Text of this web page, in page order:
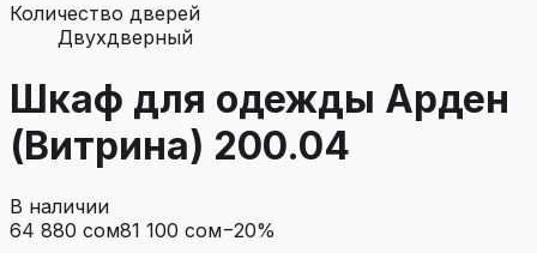
Количество дверей
Двухдверный
Шкаф для одежды Арден
(Витрина) 200.04
В наличии
64 880 сом81 100 сом−20%